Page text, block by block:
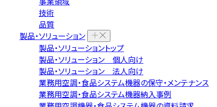
技術
品質
製品・ソリューション
製品・ソリューショントップ
製品・ソリューション 個人向け
製品・ソリューション 法人向け
業務用空調・食品システム機器の保守・メンテナンス
業務用空調・食品システム機器納入事例